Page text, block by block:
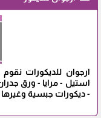
ارجوان للديكورات
استيل - مرايا - ورق
- ديكورات جبسية وغيرها من